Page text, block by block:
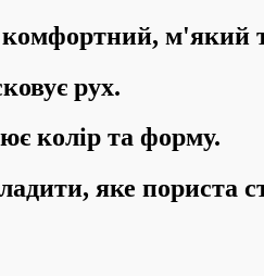
комфортний, м'який
рух.
колір та форму.
яке пориста